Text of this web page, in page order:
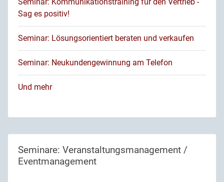
Sag es positiv!
Seminar: Lösungsorientiert beraten und verkaufen
Seminar: Neukundengewinnung am Telefon
Und mehr
Seminare: Veranstaltungsmanagement /
Eventmanagement